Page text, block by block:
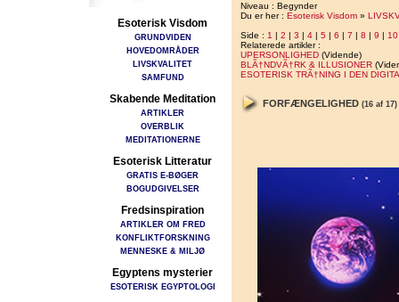
Esoterisk Visdom
GRUNDVIDEN
HOVEDOMRÅDER
LIVSKVALITET
SAMFUND
Skabende Meditation
ARTIKLER
OVERBLIK
MEDITATIONERNE
Esoterisk Litteratur
GRATIS E-BØGER
BOGUDGIVELSER
Fredsinspiration
ARTIKLER OM FRED
KONFLIKTFORSKNING
MENNESKE & MILJØ
Egyptens mysterier
ESOTERISK EGYPTOLOGI
Niveau : Begynder
Du er her : Esoterisk Visdom »
Side : 1 | 2 | 3 | 4 | 5 | 6 | 7 | 8 | 9 | 10
Relaterede artikler :
UPERSONLIGHED (Vidende)
BLÃ†NDVÃ†RK & ILLUSIONER
ESOTERISK TRÃ†NING I DEN
FORFÆNGELIGHED (16 af 17)